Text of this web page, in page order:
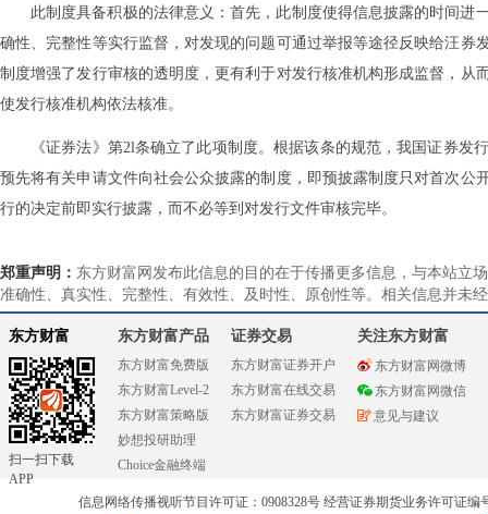
此制度具备积极的法律意义：首先，此制度使得信息披露的时间
确性、完整性等实行监督，对发现的问题可通过举报等途径反映给汪
制度增强了发行审核的透明度，更有利于对发行核准机构形成监督，
使发行核准机构依法核准。
《证券法》第2l条确立了此项制度。根据该条的规范，我国证券
预先将有关申请文件向社会公众披露的制度，即预披露制度只对首次
行的决定前即实行披露，而不必等到对发行文件审核完毕。
郑重声明： 东方财富网发布此信息的目的在于传播更多信息，与本站立
准确性、真实性、完整性、有效性、及时性、原创性等。相关信息并未
东方财富
扫一扫下载
APP
东方财富产品
东方财富免费版
东方财富Level-2
东方财富策略版
妙想投研助理
Choice金融终端
证券交易
东方财富证券开户
东方财富在线交易
东方财富证券交易
关注东方财富
东方财富网微博
东方财富网微信
意见与建议
信息网络传播视听节目许可证：0908328号 经营证券期货业务许可证编